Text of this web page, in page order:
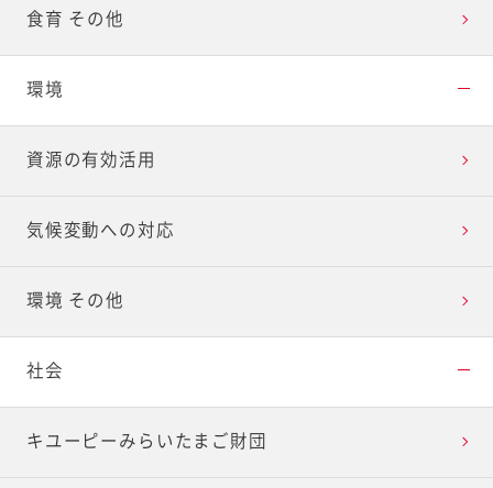
食育 その他
環境
資源の有効活用
気候変動への対応
環境 その他
社会
キユーピーみらいたまご財団